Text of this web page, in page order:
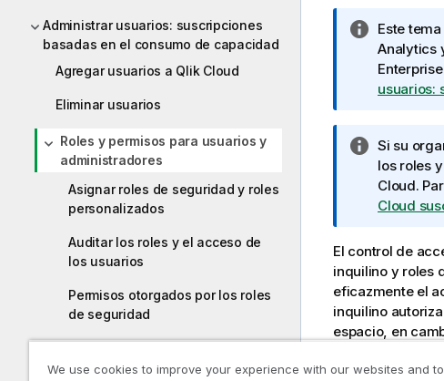
Administrar usuarios: suscripciones
basadas en el consumo de capacidad
Agregar usuarios a Qlik Cloud
Eliminar usuarios
Roles y permisos para usuarios y
administradores
Asignar roles de seguridad y roles
personalizados
Auditar los roles y el acceso de
los usuarios
Permisos otorgados por los roles
de seguridad
personalizados
N
o
t
a
f
o
r
m
t
i
v
a
Este
Analytics
usuarios:
N
o
t
a
n
f
o
r
m
a
t
Si su
los roles
Cloud.
Cloud
El control de
inquilino y roles
eficazmente el
inquilino
espacio, en
de espacio
personalizados
We use cookies to improve your experience with our websites and to